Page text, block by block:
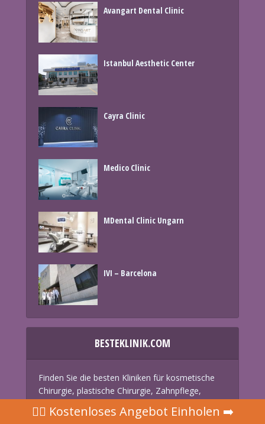
Avangart Dental Clinic
Istanbul Aesthetic Center
Cayra Clinic
Medico Clinic
MDental Clinic Ungarn
IVI – Barcelona
BESTEKLINIK.COM
Finden Sie die besten Kliniken für kosmetische
Chirurgie, plastische Chirurgie, Zahnpflege,
zum besten Preis. Schnelles Zitat. Keine
👩‍⚕ Kostenloses Angebot Einholen ➡️